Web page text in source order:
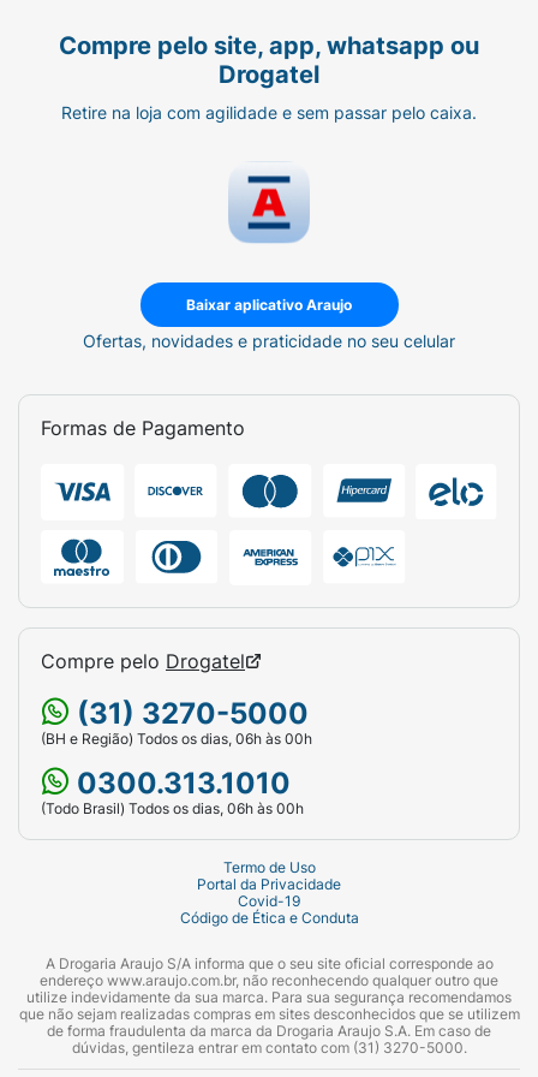
que você se concentre no que realmente
importa: superar
Compre pelo site, app, whatsapp ou
Drogatel
Retire na loja com agilidade e sem passar pelo caixa.
Baixar aplicativo Araujo
Ofertas, novidades e praticidade no seu celular
Formas de Pagamento
Compre pelo Drogatel
(31) 3270-5000
(BH e Região) Todos os dias, 06h às 00h
0300.313.1010
(Todo Brasil) Todos os dias, 06h às 00h
Termo de Uso
Portal da Privacidade
Covid-19
Código de Ética e Conduta
A Drogaria Araujo S/A informa que o seu site oficial corresponde ao
endereço www.araujo.com.br, não reconhecendo qualquer outro que
utilize indevidamente da sua marca. Para sua segurança recomendamos
que não sejam realizadas compras em sites desconhecidos que se utilizem
de forma fraudulenta da marca da Drogaria Araujo S.A. Em caso de
dúvidas, gentileza entrar em contato com (31) 3270-5000.